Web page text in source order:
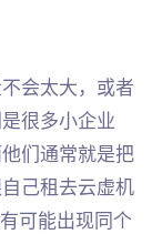
会太大，或者
很多小企业
们通常就是把
己租去云虚机
可能出现同个